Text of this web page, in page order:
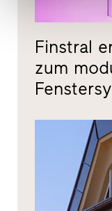
Finstral
zum